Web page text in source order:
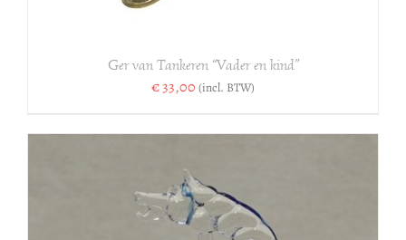
Ger van Tankeren “Vader en kind”
€33,00 (incl. BTW)